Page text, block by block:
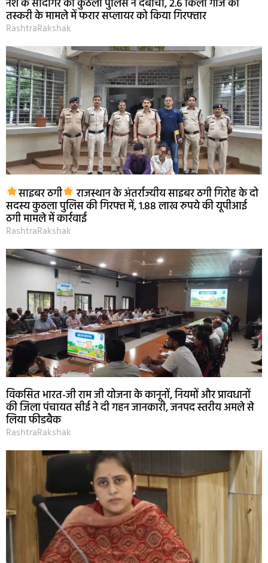
नशे के सौदागर को कुठला पुलिस ने दबोचा, 2.6 किलो गांजे की
तस्करी के मामले में फरार सप्लायर को किया गिरफ्तार
RashtraRakshak
साइबर ठगी राजस्थान के अंतर्राज्यीय साइबर ठगी गिरोह के दो
सदस्य कुठला पुलिस की गिरफ्त में, 1.88 लाख रुपये की यूपीआई
ठगी मामले में कार्रवाई
RashtraRakshak
विकसित भारत-जी राम जी योजना के कानूनों, नियमों और प्रावधानों
की जिला पंचायत सीई ने दी गहन जानकारी, जनपद स्तरीय अमले से
लिया फीडबैक
RashtraRakshak